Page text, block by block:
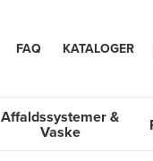
FAQ KATALOGER
Affaldssystemer &
Vaske